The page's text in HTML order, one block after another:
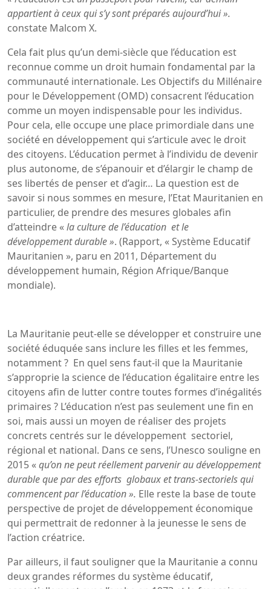
appartient à ceux qui s’y sont préparés aujourd’hui ».
constate Malcom X.
Cela fait plus qu’un demi-siècle que l’éducation est
reconnue comme un droit humain fondamental par la
communauté internationale. Les Objectifs du Millénaire
pour le Développement (OMD) consacrent l’éducation
comme un moyen indispensable pour les individus.
Pour cela, elle occupe une place primordiale dans une
société en développement qui s’articule avec le droit
des citoyens. L’éducation permet à l’individu de devenir
plus autonome, de s’épanouir et d’élargir le champ de
ses libertés de penser et d’agir… La question est de
savoir si nous sommes en mesure, l’Etat Mauritanien en
particulier, de prendre des mesures globales afin
d’atteindre «la culture de l’éducation et le
développement durable ». (Rapport, « Système Educatif
Mauritanien », paru en 2011, Département du
développement humain, Région Afrique/Banque
mondiale).
La Mauritanie peut-elle se développer et construire une
société éduquée sans inclure les filles et les femmes,
notamment ? En quel sens faut-il que la Mauritanie
s’approprie la science de l’éducation égalitaire entre les
citoyens afin de lutter contre toutes formes d’inégalités
primaires ? L’éducation n’est pas seulement une fin en
soi, mais aussi un moyen de réaliser des projets
concrets centrés sur le développement sectoriel,
régional et national. Dans ce sens, l’Unesco souligne en
2015 «qu’on ne peut réellement parvenir au développement
durable que par des efforts globaux et trans-sectoriels qui
commencent par l’éducation ». Elle reste la base de toute
perspective de projet de développement économique
qui permettrait de redonner à la jeunesse le sens de
l’action créatrice.
Par ailleurs, il faut souligner que la Mauritanie a connu
deux grandes réformes du système éducatif,